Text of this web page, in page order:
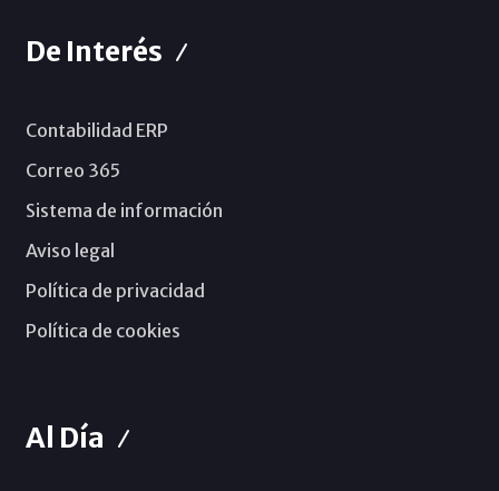
De Interés
Contabilidad ERP
Correo 365
Sistema de información
Aviso legal
Política de privacidad
Política de cookies
Al Día